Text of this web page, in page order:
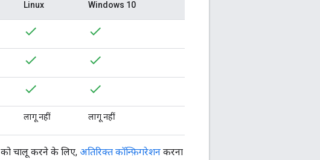
Linux Windows 10
लागू नहीं लागू नहीं
को चालू करने के लिए, अतिरिक्त कॉन्फ़िगरेशन करना